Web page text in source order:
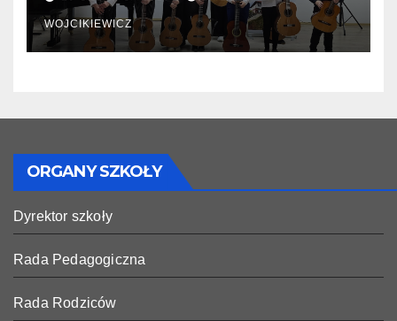
WOJCIKIEWICZ
ORGANY SZKOŁY
Dyrektor szkoły
Rada Pedagogiczna
Rada Rodziców